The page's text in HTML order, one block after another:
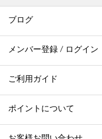
ブログ
メンバー登録 / ログイン
ご利用ガイド
ポイントについて